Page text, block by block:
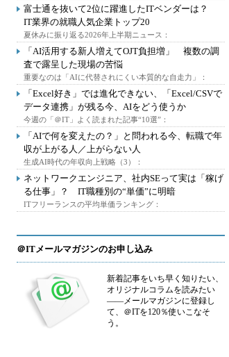
富士通を抜いて2位に躍進したITベンダーは？
IT業界の就職人気企業トップ20
夏休みに振り返る2026年上半期ニュース：
「AI活用する新人増えてOJT負担増」 複数の調
査で露呈した現場の苦悩
重要なのは「AIに代替されにくい本質的な自走力」：
「Excel好き」では進化できない、「Excel/CSVで
データ連携」が残る今、AIをどう使うか
今週の「＠IT」よく読まれた記事“10選”：
「AIで何を変えたの？」と問われる今、転職で年
収が上がる人／上がらない人
生成AI時代の年収向上戦略（3）：
ネットワークエンジニア、社内SEって実は「稼げ
る仕事」？ IT職種別の“単価”に明暗
ITフリーランスの平均単価ランキング：
＠ITメールマガジンのお申し込み
新着記事をいち早く知りたい、
オリジナルコラムを読みたい
――メールマガジンに登録し
て、＠ITを120％使いこなそ
う。